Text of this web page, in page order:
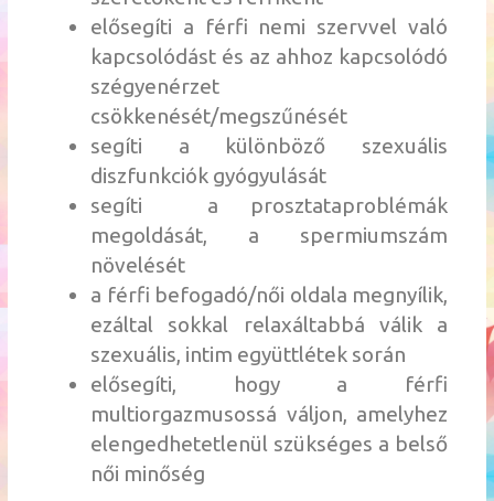
elősegíti a férfi nemi szervvel való
kapcsolódást és az ahhoz kapcsolódó
szégyenérzet
csökkenését/megszűnését
segíti a különböző szexuális
diszfunkciók gyógyulását
segíti a prosztataproblémák
megoldását, a spermiumszám
növelését
a férfi befogadó/női oldala megnyílik,
ezáltal sokkal relaxáltabbá válik a
szexuális, intim együttlétek során
elősegíti, hogy a férfi
multiorgazmusossá váljon, amelyhez
elengedhetetlenül szükséges a belső
női minőség